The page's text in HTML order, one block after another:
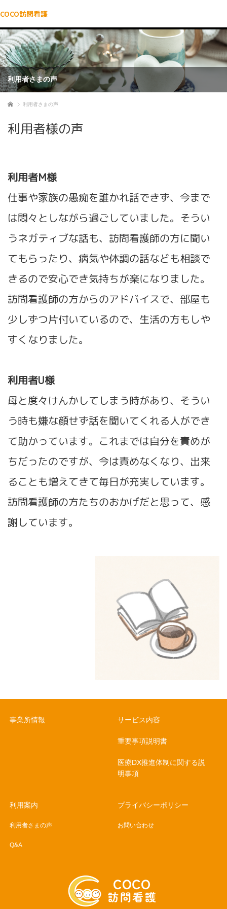
COCO訪問看護
利用者さまの声
ホーム 利用者さまの声
利用者様の声
利用者M様
仕事や家族の愚痴を誰かれ話できず、今まで
は悶々としながら過ごしていました。そうい
うネガティブな話も、訪問看護師の方に聞い
てもらったり、病気や体調の話なども相談で
きるので安心でき気持ちが楽になりました。
訪問看護師の方からのアドバイスで、部屋も
少しずつ片付いているので、生活の方もしや
すくなりました。
利用者U様
母と度々けんかしてしまう時があり、そうい
う時も嫌な顔せず話を聞いてくれる人ができ
て助かっています。これまでは自分を責めが
ちだったのですが、今は責めなくなり、出来
ることも増えてきて毎日が充実しています。
訪問看護師の方たちのおかげだと思って、感
謝しています。
事業所情報 サービス内容
重要事項説明書
医療DX推進体制に関する説
明事項
利用案内
利用者さまの声
Q&A
プライバシーポリシー
お問い合わせ